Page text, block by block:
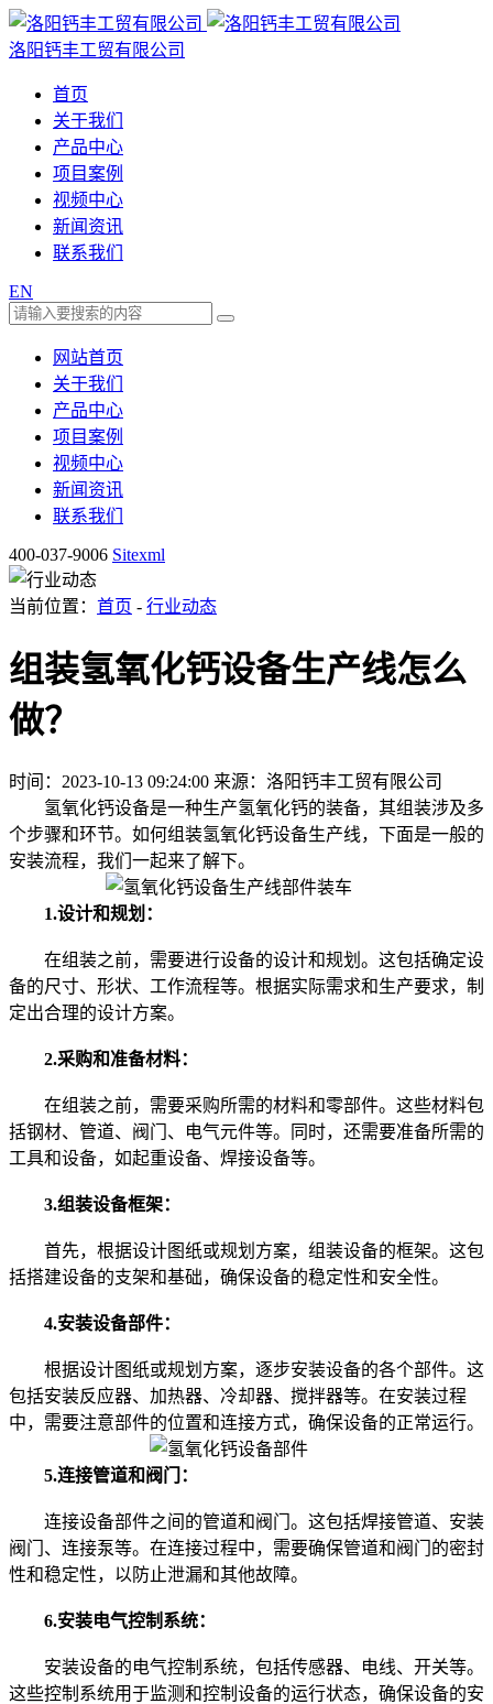
洛阳钙丰工贸有限公司
首页
关于我们
产品中心
项目案例
视频中心
新闻资讯
联系我们
EN
网站首页
关于我们
产品中心
项目案例
视频中心
新闻资讯
联系我们
400-037-9006 Sitexml
当前位置： 首页 - 行业动态
组装氢氧化钙设备生产线怎么
做？
时间：2023-10-13 09:24:00 来源：洛阳钙丰工贸有限公司
氢氧化钙设备是一种生产氢氧化钙的装备，其组装涉及多
个步骤和环节。如何组装氢氧化钙设备生产线，下面是一般的
安装流程，我们一起来了解下。
1.设计和规划：
在组装之前，需要进行设备的设计和规划。这包括确定设
备的尺寸、形状、工作流程等。根据实际需求和生产要求，制
定出合理的设计方案。
2.采购和准备材料：
在组装之前，需要采购所需的材料和零部件。这些材料包
括钢材、管道、阀门、电气元件等。同时，还需要准备所需的
工具和设备，如起重设备、焊接设备等。
3.组装设备框架：
首先，根据设计图纸或规划方案，组装设备的框架。这包
括搭建设备的支架和基础，确保设备的稳定性和安全性。
4.安装设备部件：
根据设计图纸或规划方案，逐步安装设备的各个部件。这
包括安装反应器、加热器、冷却器、搅拌器等。在安装过程
中，需要注意部件的位置和连接方式，确保设备的正常运行。
5.连接管道和阀门：
连接设备部件之间的管道和阀门。这包括焊接管道、安装
阀门、连接泵等。在连接过程中，需要确保管道和阀门的密封
性和稳定性，以防止泄漏和其他故障。
6.安装电气控制系统：
安装设备的电气控制系统，包括传感器、电线、开关等。
这些控制系统用于监测和控制设备的运行状态，确保设备的安